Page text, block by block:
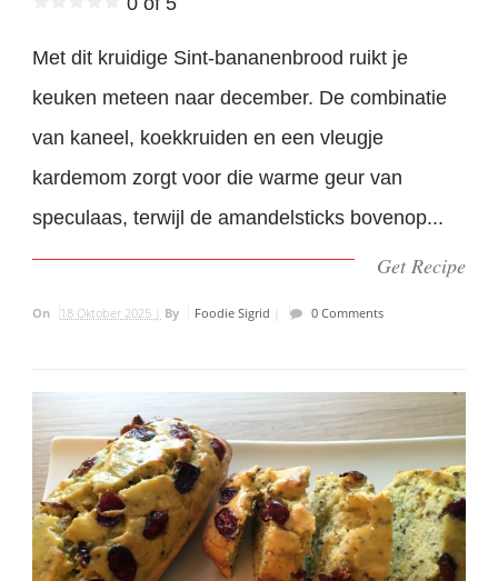
Met dit kruidige Sint-bananenbrood ruikt je
keuken meteen naar december. De combinatie
van kaneel, koekkruiden en een vleugje
kardemom zorgt voor die warme geur van
speculaas, terwijl de amandelsticks bovenop...
Get Recipe
On 18 Oktober 2025 | By Foodie Sigrid 0 Comments